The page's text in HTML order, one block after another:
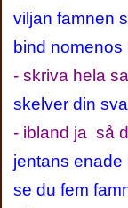
viljan famnen
bind nomenos
- skriva hela
skelver din
- ibland ja så
jentans enade
se du fem